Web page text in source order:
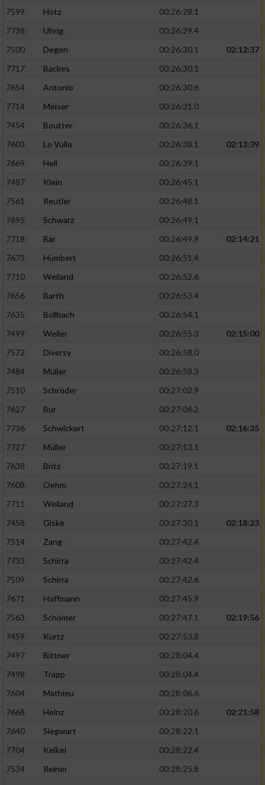
7599
Hotz
00:26:28.1
7738
Uhrig
00:26:29.4
7500
Degen 00:26:30.1
02:12:37
7717
Backes
00:26:30.1
7654
Antonio
00:26:30.6
7714
Meiser
00:26:31.0
7454
Boutter
00:26:36.1
7603
Lo Vullo 00:26:38.1
02:13:39
7669
Hell
00:26:39.1
7487
Klein
00:26:45.1
7561
Reutler
00:26:48.1
7695
Schwarz
00:26:49.1
7718
Bär 00:26:49.9
02:14:21
7673
Hümbert
00:26:51.4
7710
Weiland
00:26:52.6
7656
Barth
00:26:53.4
7635
Bollbach
00:26:54.1
7499
Weiler 00:26:55.3
02:15:00
7572
Diversy
00:26:58.0
7484
Müller
00:26:58.3
7510
Schröder
00:27:02.9
7627
Bur
00:27:06.2
7736
Schwickert 00:27:12.1
02:16:35
7727
Müller
00:27:13.1
7638
Britz
00:27:19.1
7608
Oehm
00:27:24.1
7711
Weiland
00:27:27.3
7458
Giske 00:27:30.1
02:18:23
7514
Zang
00:27:42.4
7733
Schirra
00:27:42.4
7509
Schirra
00:27:42.6
7671
Hoffmann
00:27:45.9
7563
Schömer 00:27:47.1
02:19:56
7459
Kurtz
00:27:53.8
7497
Bittner
00:28:04.4
7498
Trapp
00:28:04.4
7604
Mathieu
00:28:06.6
7668
Heinz 00:28:20.6
02:21:58
7640
Siegwart
00:28:22.1
7704
Kelkel
00:28:22.4
7534
Reiner
00:28:25.8